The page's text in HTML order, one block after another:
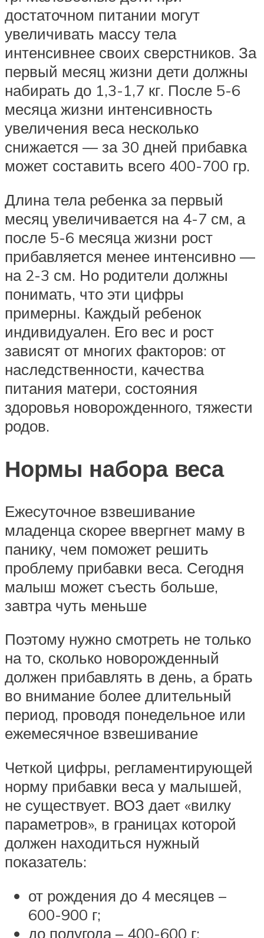
достаточном питании могут
увеличивать массу тела
интенсивнее своих сверстников. За
первый месяц жизни дети должны
набирать до 1,3-1,7 кг. После 5-6
месяца жизни интенсивность
увеличения веса несколько
снижается — за 30 дней прибавка
может составить всего 400-700 гр.
Длина тела ребенка за первый
месяц увеличивается на 4-7 см, а
после 5-6 месяца жизни рост
прибавляется менее интенсивно —
на 2-3 см. Но родители должны
понимать, что эти цифры
примерны. Каждый ребенок
индивидуален. Его вес и рост
зависят от многих факторов: от
наследственности, качества
питания матери, состояния
здоровья новорожденного, тяжести
родов.
Нормы набора веса
Ежесуточное взвешивание
младенца скорее ввергнет маму в
панику, чем поможет решить
проблему прибавки веса. Сегодня
малыш может съесть больше,
завтра чуть меньше
Поэтому нужно смотреть не только
на то, сколько новорожденный
должен прибавлять в день, а брать
во внимание более длительный
период, проводя понедельное или
ежемесячное взвешивание
Четкой цифры, регламентирующей
норму прибавки веса у малышей,
не существует. ВОЗ дает «вилку
параметров», в границах которой
должен находиться нужный
показатель:
от рождения до 4 месяцев –
600-900 г;
до полугода – 400-600 г;